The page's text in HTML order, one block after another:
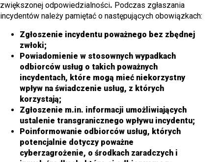
zwiększonej odpowiedzialności. Podczas zgłaszania
incydentów należy pamiętać o następujących obowiązkach:
Zgłoszenie incydentu poważnego bez zbędnej
zwłoki;
Powiadomienie w stosownych wypadkach
odbiorców usług o takich poważnych
incydentach, które mogą mieć niekorzystny
wpływ na świadczenie usług, z których
korzystają;
Zgłoszenie m.in. informacji umożliwiających
ustalenie transgranicznego wpływu incydentu;
Poinformowanie odbiorców usług, których
potencjalnie dotyczy poważne
cyberzagrożenie, o środkach zaradczych i